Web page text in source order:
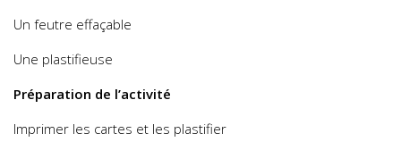
Un feutre effaçable
Une plastifieuse
Préparation de l’activité
Imprimer les cartes et les plastifier